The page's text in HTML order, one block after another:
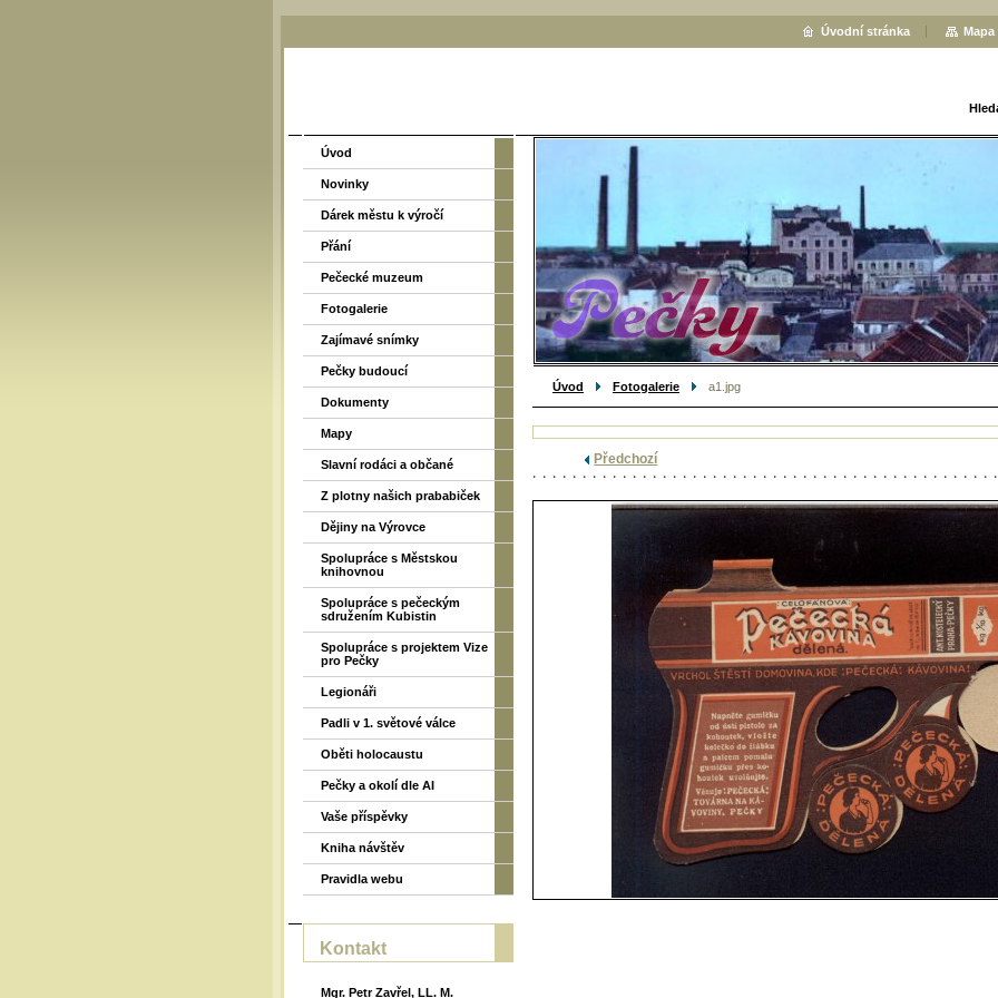
Úvod Fotogalerie a1.jpg
Předchozí
Úvod
Novinky
Dárek městu k výročí
Přání
Pečecké muzeum
Fotogalerie
Zajímavé snímky
Pečky budoucí
Dokumenty
Mapy
Slavní rodáci a občané
Z plotny našich prababiček
Dějiny na Výrovce
Spolupráce s Městskou
knihovnou
Spolupráce s pečeckým
sdružením Kubistin
Spolupráce s projektem Vize
pro Pečky
Legionáři
Padli v 1. světové válce
Oběti holocaustu
Pečky a okolí dle AI
Vaše příspěvky
Kniha návštěv
Pravidla webu
Kontakt
Mgr. Petr Zavřel, LL. M.
Úvodní stránka